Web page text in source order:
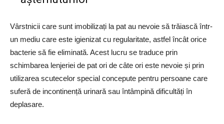
Vârstnicii care sunt imobilizați la pat au nevoie să trăiască într-
un mediu care este igienizat cu regularitate, astfel încât orice
bacterie să fie eliminată. Acest lucru se traduce prin
schimbarea lenjeriei de pat ori de câte ori este nevoie și prin
utilizarea scutecelor special concepute pentru persoane care
suferă de incontinență urinară sau întâmpină dificultăți în
deplasare.